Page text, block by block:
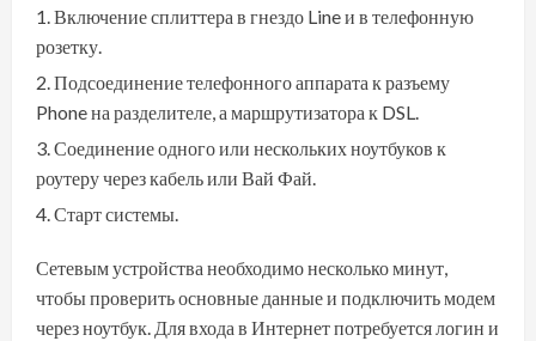
Включение сплиттера в гнездо Line и в телефонную
розетку.
Подсоединение телефонного аппарата к разъему
Phone на разделителе, а маршрутизатора к DSL.
Соединение одного или нескольких ноутбуков к
роутеру через кабель или Вай Фай.
Старт системы.
Сетевым устройства необходимо несколько минут,
чтобы проверить основные данные и подключить модем
через ноутбук. Для входа в Интернет потребуется логин и